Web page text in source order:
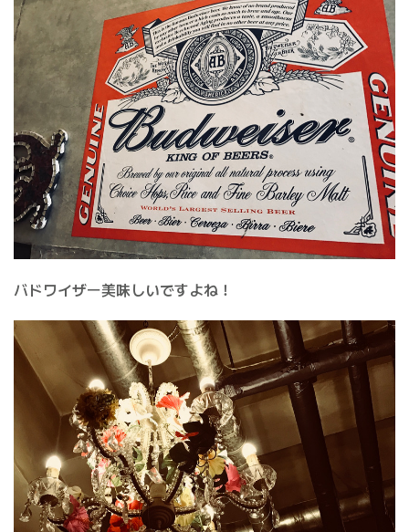
バドワイザー美味しいですよね！